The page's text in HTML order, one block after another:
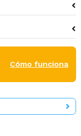
Cómo funciona